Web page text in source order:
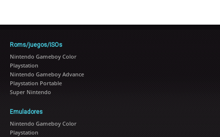
Roms/juegos/ISOs
Nintendo Gameboy Color
Playstation
Nintendo Gameboy Advance
Playstation Portable
Super Nintendo
Emuladores
Nintendo Gameboy Color
Playstation